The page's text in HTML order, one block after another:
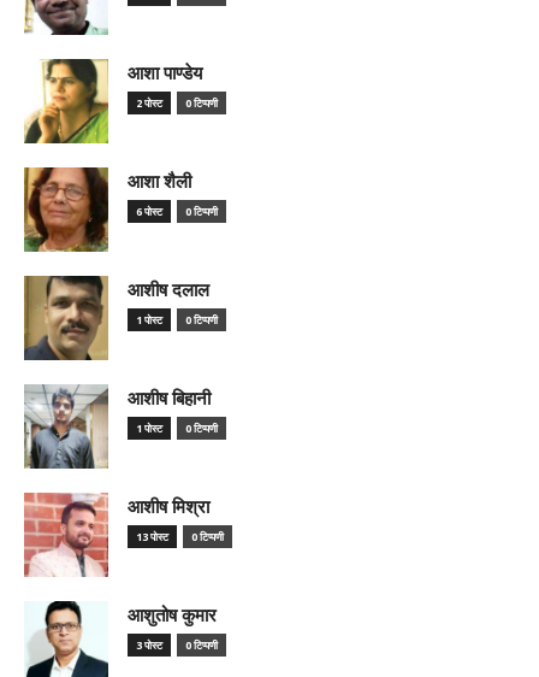
आशा पाण्डेय
2 पोस्ट 0 टिप्पणी
आशा शैली
6 पोस्ट 0 टिप्पणी
आशीष दलाल
1 पोस्ट 0 टिप्पणी
आशीष बिहानी
1 पोस्ट 0 टिप्पणी
आशीष मिश्रा
13 पोस्ट 0 टिप्पणी
आशुतोष कुमार
3 पोस्ट 0 टिप्पणी